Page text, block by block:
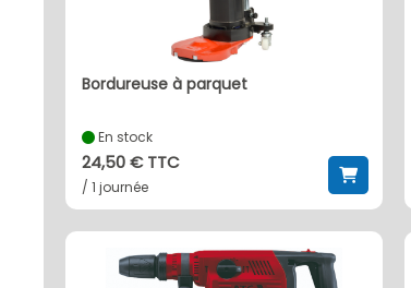
bordureuse à parquet
En stock
24,50 € TTC
/ 1 journée